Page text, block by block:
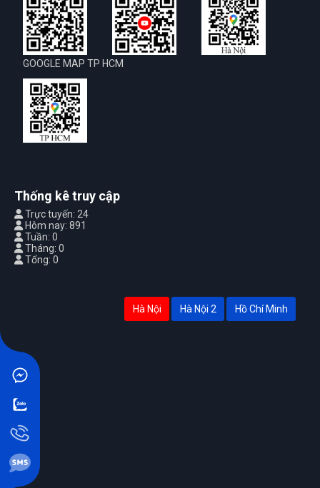
GOOGLE MAP TP HCM
Thống kê truy cập
Trực tuyến: 24
Hôm nay: 891
Tuần: 0
Tháng: 0
Tổng: 0
Hà Nội Hà Nội 2 Hồ Chí Minh